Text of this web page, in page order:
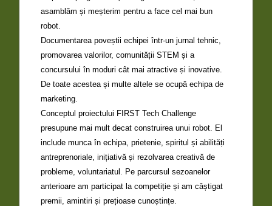
asamblăm și meșterim pentru a face cel mai bun
robot.
Documentarea poveștii echipei într-un jurnal tehnic,
promovarea valorilor, comunității STEM și a
concursului în moduri cât mai atractive și inovative.
De toate acestea și multe altele se ocupă echipa de
marketing.
Conceptul proiectului FIRST Tech Challenge
presupune mai mult decat construirea unui robot. El
include munca în echipa, prietenie, spiritul și abilități
antreprenoriale, inițiativă și rezolvarea creativă de
probleme, voluntariatul. Pe parcursul sezoanelor
anterioare am participat la competiție și am câștigat
premii, amintiri și prețioase cunoștințe.